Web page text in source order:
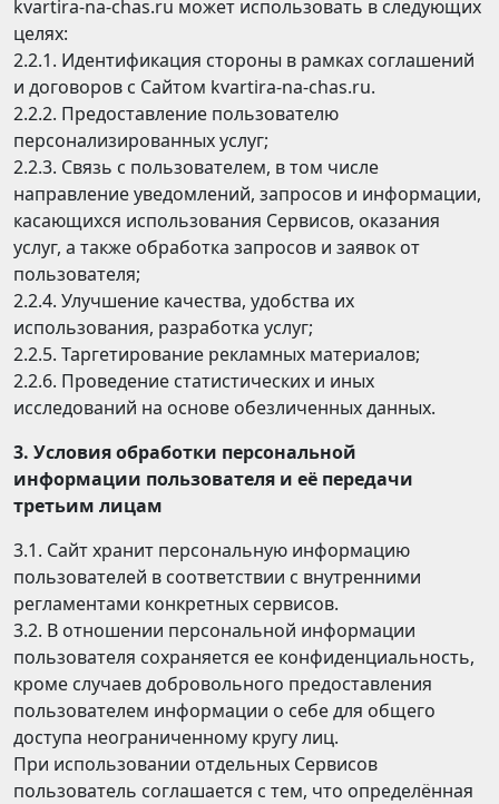
kvartira-na-chas.ru может использовать в следующих
целях:
2.2.1. Идентификация стороны в рамках соглашений
и договоров с Сайтом kvartira-na-chas.ru.
2.2.2. Предоставление пользователю
персонализированных услуг;
2.2.3. Связь с пользователем, в том числе
направление уведомлений, запросов и информации,
касающихся использования Сервисов, оказания
услуг, а также обработка запросов и заявок от
пользователя;
2.2.4. Улучшение качества, удобства их
использования, разработка услуг;
2.2.5. Таргетирование рекламных материалов;
2.2.6. Проведение статистических и иных
исследований на основе обезличенных данных.
3. Условия обработки персональной
информации пользователя и её передачи
третьим лицам
3.1. Сайт хранит персональную информацию
пользователей в соответствии с внутренними
регламентами конкретных сервисов.
3.2. В отношении персональной информации
пользователя сохраняется ее конфиденциальность,
кроме случаев добровольного предоставления
пользователем информации о себе для общего
доступа неограниченному кругу лиц.
При использовании отдельных Сервисов
пользователь соглашается с тем, что определённая